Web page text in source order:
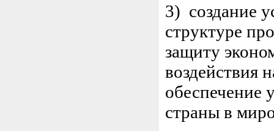
3) создание
структуре
защиту
воздействия
обеспечение
страны в